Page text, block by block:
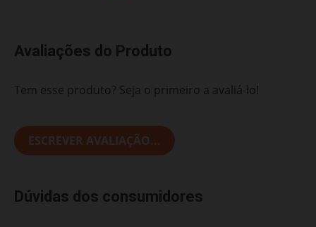
Avaliações do Produto
Tem esse produto? Seja o primeiro a avaliá-lo!
ESCREVER AVALIAÇÃO...
Dúvidas dos consumidores